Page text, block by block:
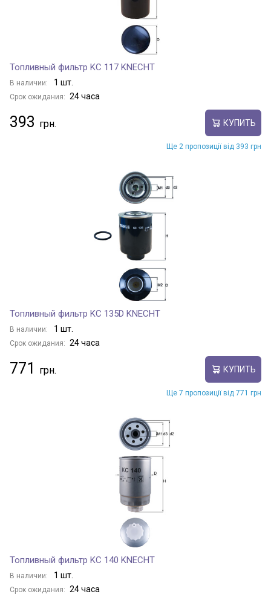
Топливный фильтр KC 117 KNECHT
В наличии: 1 шт.
Срок ожидания: 24 часа
393 КУПИТЬ
Ще 2 пропозиції від 393 грн
Топливный фильтр KC 135D KNECHT
В наличии: 1 шт.
Срок ожидания: 24 часа
771 КУПИТЬ
Ще 7 пропозиції від 771 грн
Топливный фильтр KC 140 KNECHT
В наличии: 1 шт.
Срок ожидания: 24 часа